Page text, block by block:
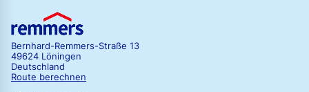
Bernhard-Remmers-Straße 13
49624 Löningen
Deutschland
Route berechnen